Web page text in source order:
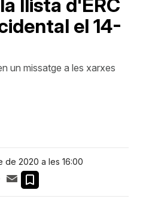
llista d'ERC
el 14-
un missatge a les xarxes
de 2020 a les 16:00
Facebook
Email